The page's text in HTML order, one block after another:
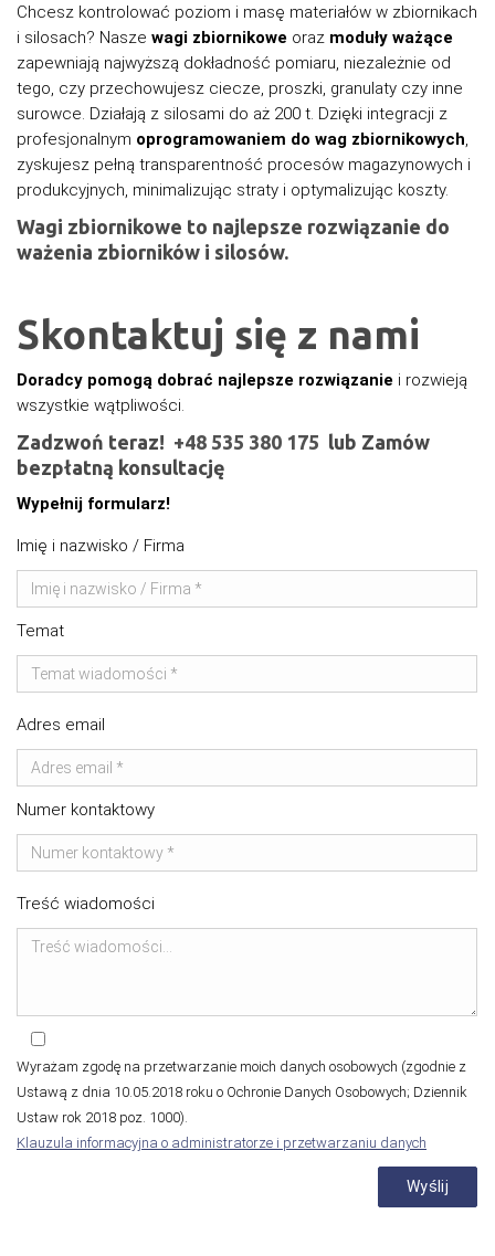
Chcesz kontrolować poziom i masę materiałów w zbiornikach
i silosach? Nasze wagi zbiornikowe oraz moduły ważące
zapewniają najwyższą dokładność pomiaru, niezależnie od
tego, czy przechowujesz ciecze, proszki, granulaty czy inne
surowce. Działają z silosami do aż 200 t. Dzięki integracji z
profesjonalnym oprogramowaniem do wag zbiornikowych
zyskujesz pełną transparentność procesów magazynowych i
produkcyjnych, minimalizując straty i optymalizując koszty.
Wagi zbiornikowe to najlepsze rozwiązanie do
ważenia zbiorników i silosów.
Skontaktuj się z nami
Doradcy pomogą dobrać najlepsze rozwiązanie i rozwieją
wszystkie wątpliwości.
Zadzwoń teraz! +48 535 380 175 lub Zamów
bezpłatną konsultację
Wypełnij formularz!
Imię i nazwisko / Firma
Temat
Adres email
Numer kontaktowy
Treść wiadomości
Wyrażam zgodę na przetwarzanie moich danych osobowych (zgodnie z
Ustawą z dnia 10.05.2018 roku o Ochronie Danych Osobowych; Dziennik
Ustaw rok 2018 poz. 1000).
Klauzula informacyjna o administratorze i przetwarzaniu danych